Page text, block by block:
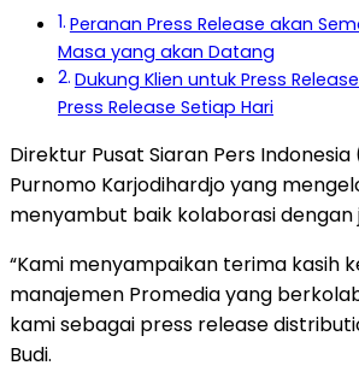
Peranan Press Release akan
Masa yang akan Datang
Dukung Klien untuk Press
Press Release Setiap Hari
Direktur Pusat Siaran Pers Indonesia
Purnomo Karjodihardjo yang
menyambut baik kolaborasi dengan
“Kami menyampaikan terima kasih
manajemen Promedia yang
kami sebagai press release
Budi.